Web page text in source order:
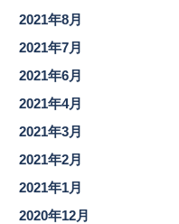
2021年8月
2021年7月
2021年6月
2021年4月
2021年3月
2021年2月
2021年1月
2020年12月